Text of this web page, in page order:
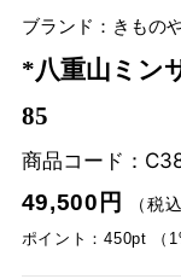
ブランド：きもの
*八重山ミン
85
商品コード：
49,500円
（税込
ポイント：450pt （